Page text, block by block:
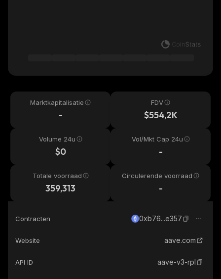
Marktkapitalisatie
-
FDV
$554,2K
Volume 24u
$0
Vol/Mkt Cap 24u
-
Totale voorraad
359,313
Circulerende voorraad
-
Contracten 0xb76...e357
Website aave.com
API ID aave-v3-rpl